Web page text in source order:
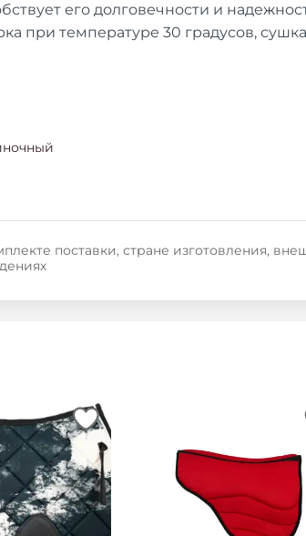
его долговечности и
при температуре 30 градусов,
поставки, стране изготовления,